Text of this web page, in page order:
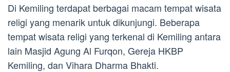
Di Kemiling terdapat berbagai macam tempat wisata
religi yang menarik untuk dikunjungi. Beberapa
tempat wisata religi yang terkenal di Kemiling antara
lain Masjid Agung Al Furqon, Gereja HKBP
Kemiling, dan Vihara Dharma Bhakti.